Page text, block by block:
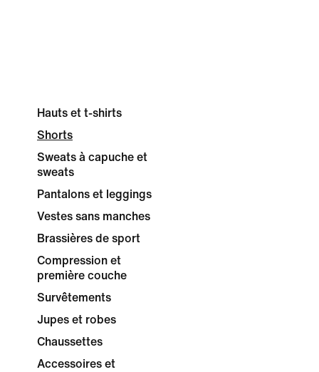
Hauts et t-shirts
Shorts
Sweats à capuche et
sweats
Pantalons et leggings
Vestes sans manches
Brassières de sport
Compression et
première couche
Survêtements
Jupes et robes
Chaussettes
Accessoires et